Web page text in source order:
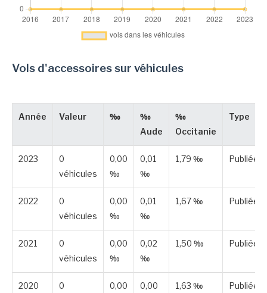
Vols d'accessoires sur véhicules
Année Valeur ‰
‰
Aude
‰
Occitanie
Type
2023
0
véhicules
0,00
‰
0,01
‰
1,79 ‰ Publiée
2022
0
véhicules
0,00
‰
0,01
‰
1,67 ‰ Publiée
2021
0
véhicules
0,00
‰
0,02
‰
1,50 ‰ Publiée
2020
0
0,00
0,00
1,63 ‰ Publiée